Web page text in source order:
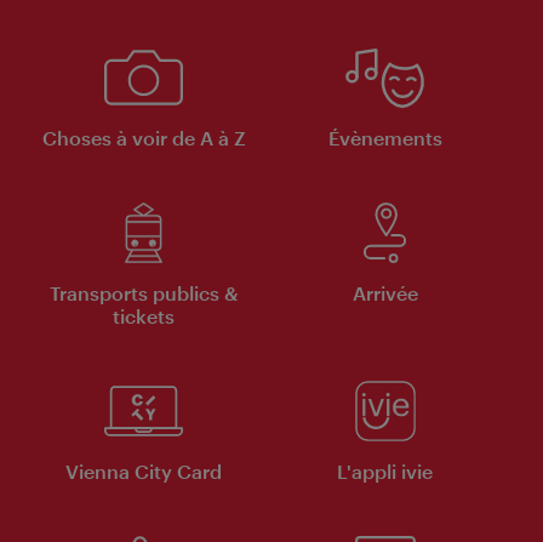
Choses à voir de A à Z Évènements
Transports publics &
tickets
Arrivée
Vienna City Card L'appli ivie